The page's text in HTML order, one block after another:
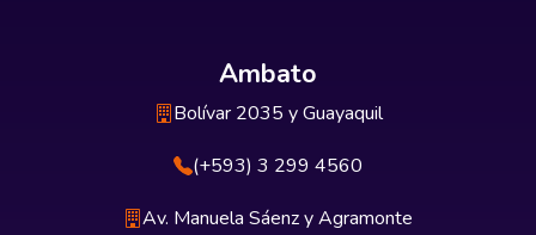
Ambato
Bolívar 2035 y Guayaquil
(+593) 3 299 4560
Av. Manuela Sáenz y Agramonte